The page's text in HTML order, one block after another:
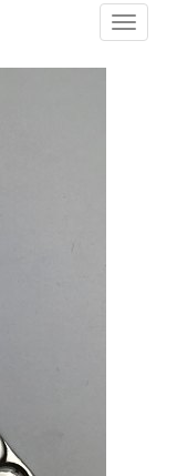
Toggle